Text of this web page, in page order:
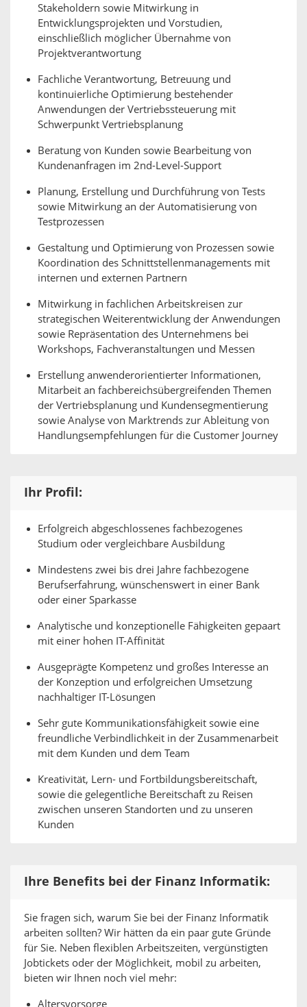
Stakeholdern sowie Mitwirkung in
Entwicklungsprojekten und Vorstudien,
einschließlich möglicher Übernahme von
Projektverantwortung
Fachliche Verantwortung, Betreuung und
kontinuierliche Optimierung bestehender
Anwendungen der Vertriebssteuerung mit
Schwerpunkt Vertriebsplanung
Beratung von Kunden sowie Bearbeitung von
Kundenanfragen im 2nd-Level-Support
Planung, Erstellung und Durchführung von Tests
sowie Mitwirkung an der Automatisierung von
Testprozessen
Gestaltung und Optimierung von Prozessen sowie
Koordination des Schnittstellenmanagements mit
internen und externen Partnern
Mitwirkung in fachlichen Arbeitskreisen zur
strategischen Weiterentwicklung der Anwendungen
sowie Repräsentation des Unternehmens bei
Workshops, Fachveranstaltungen und Messen
Erstellung anwenderorientierter Informationen,
Mitarbeit an fachbereichsübergreifenden Themen
der Vertriebsplanung und Kundensegmentierung
sowie Analyse von Marktrends zur Ableitung von
Handlungsempfehlungen für die Customer Journey
Ihr Profil:
Erfolgreich abgeschlossenes fachbezogenes
Studium oder vergleichbare Ausbildung
Mindestens zwei bis drei Jahre fachbezogene
Berufserfahrung, wünschenswert in einer Bank
oder einer Sparkasse
Analytische und konzeptionelle Fähigkeiten gepaart
mit einer hohen IT-Affinität
Ausgeprägte Kompetenz und großes Interesse an
der Konzeption und erfolgreichen Umsetzung
nachhaltiger IT-Lösungen
Sehr gute Kommunikationsfähigkeit sowie eine
freundliche Verbindlichkeit in der Zusammenarbeit
mit dem Kunden und dem Team
Kreativität, Lern- und Fortbildungsbereitschaft,
sowie die gelegentliche Bereitschaft zu Reisen
zwischen unseren Standorten und zu unseren
Kunden
Ihre Benefits bei der Finanz Informatik:
Sie fragen sich, warum Sie bei der Finanz Informatik
arbeiten sollten? Wir hätten da ein paar gute Gründe
für Sie. Neben flexiblen Arbeitszeiten, vergünstigten
Jobtickets oder der Möglichkeit, mobil zu arbeiten,
bieten wir Ihnen noch viel mehr:
Altersvorsorge